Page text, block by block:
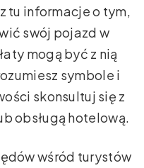
tu informacje o tym,
swój pojazd w
mogą być z nią
symbole i
skonsultuj się z
obsługą hotelową.
wśród turystów